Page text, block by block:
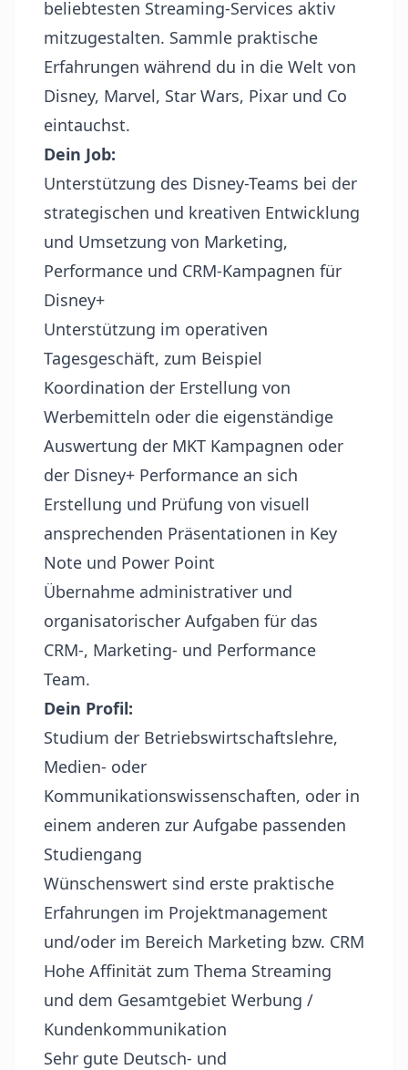
beliebtesten Streaming-Services aktiv
mitzugestalten. Sammle praktische
Erfahrungen während du in die Welt von
Disney, Marvel, Star Wars, Pixar und Co
eintauchst.
Dein Job:
Unterstützung des Disney-Teams bei der
strategischen und kreativen Entwicklung
und Umsetzung von Marketing,
Performance und CRM-Kampagnen für
Disney+
Unterstützung im operativen
Tagesgeschäft, zum Beispiel
Koordination der Erstellung von
Werbemitteln oder die eigenständige
Auswertung der MKT Kampagnen oder
der Disney+ Performance an sich
Erstellung und Prüfung von visuell
ansprechenden Präsentationen in Key
Note und Power Point
Übernahme administrativer und
organisatorischer Aufgaben für das
CRM-, Marketing- und Performance
Team.
Dein Profil:
Studium der Betriebswirtschaftslehre,
Medien- oder
Kommunikationswissenschaften, oder in
einem anderen zur Aufgabe passenden
Studiengang
Wünschenswert sind erste praktische
Erfahrungen im Projektmanagement
und/oder im Bereich Marketing bzw. CRM
Hohe Affinität zum Thema Streaming
und dem Gesamtgebiet Werbung /
Kundenkommunikation
Sehr gute Deutsch- und